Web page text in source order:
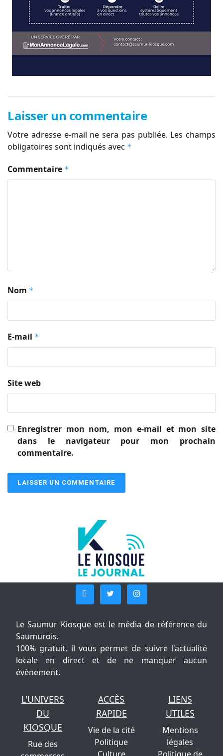
Laisser un commentaire
Votre adresse e-mail ne sera pas publiée. Les champs
obligatoires sont indiqués avec *
Commentaire *
Nom *
E-mail *
Site web
Enregistrer mon nom, mon e-mail et mon site
dans le navigateur pour mon prochain
commentaire.
Le Saumur Kiosque est le média de référence du
Saumurois.
100% gratuit, il vous permet de suivre l'actualité
locale en direct et de ne manquer aucun
évènement.
L'UNIVERS
DU
KIOSQUE
Rue des
ACCÈS
RAPIDE
Vie de la cité
Politique
Culture
LIENS
UTILES
Mentions
légales
Politique de